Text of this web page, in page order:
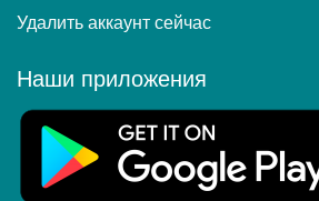
Удалить аккаунт сейчас
Наши приложения